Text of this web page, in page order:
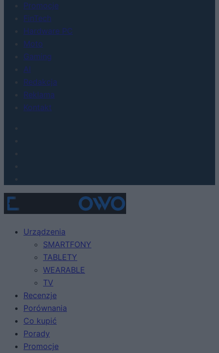
Promocje
FinTech
Hardware PC
Moto
Gaming
AI
Redakcja
Reklama
Kontakt
Urządzenia
SMARTFONY
TABLETY
WEARABLE
TV
Recenzje
Porównania
Co kupić
Porady
Promocje